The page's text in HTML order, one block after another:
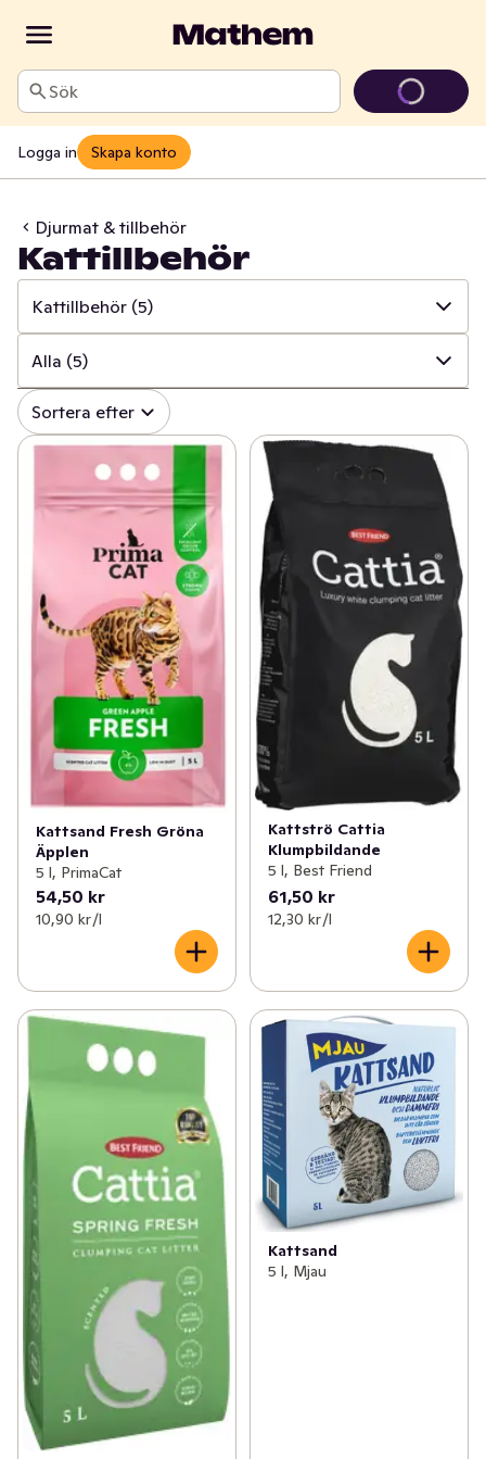
Sök
Logga in Skapa konto
Djurmat & tillbehör
Kattillbehör
Kattillbehör (5)
✓ Alla (198)
✓ Kattmat (102)
✓ Hundmat (78)
Kattillbehör (5)
Hundtillbehör (5)
✓ Fågelmat (2)
Djurtillbehör (3)
Övrig djurmat (3)
Alla (5)
✓ Alla (5)
Sortera efter
Kattsand Fresh Gröna
Äpplen
5 l, PrimaCat
54,50 kr
10,90 kr /l
Kattströ Cattia
Klumpbildande
5 l, Best Friend
61,50 kr
12,30 kr /l
Kattsand
5 l, Mjau